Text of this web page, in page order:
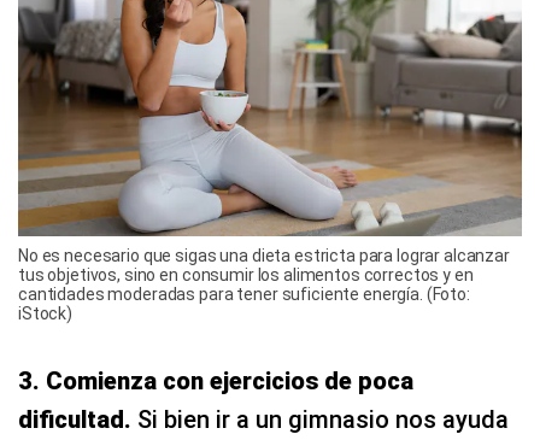
No es necesario que sigas una dieta estricta para lograr alcanzar
tus objetivos, sino en consumir los alimentos correctos y en
cantidades moderadas para tener suficiente energía. (Foto:
iStock)
3. Comienza con ejercicios de poca
dificultad. Si bien ir a un gimnasio nos ayuda